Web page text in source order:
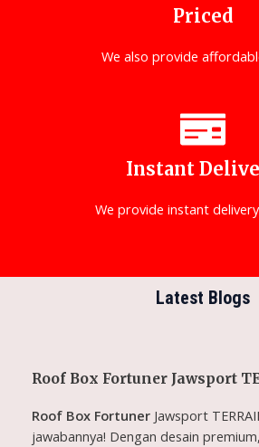
Priced
We also provide
Instant
We provide instant
Latest Blogs
Roof Box Fortuner Jawsport
Roof Box Fortuner Jawsport
jawabannya! Dengan desain